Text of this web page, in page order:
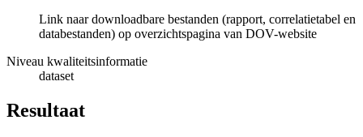
Link naar downloadbare bestanden (rapport, correlatietabel en
databestanden) op overzichtspagina van DOV-website
Niveau kwaliteitsinformatie
dataset
Resultaat